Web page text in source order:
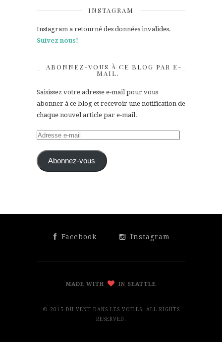
INSTAGRAM
Instagram a retourné des données invalides.
Suivez nous!
ABONNEZ-VOUS À CE BLOG PAR E-
MAIL.
Saisissez votre adresse e-mail pour vous
abonner à ce blog et recevoir une notification de
chaque nouvel article par e-mail.
Adresse
mail Abonnez-vous
Facebook Instagram
MADE WITH IN SEATTLE
© 2015 DU VENT DANS LES VOILES. ALL RIGHTS
RESERVED.